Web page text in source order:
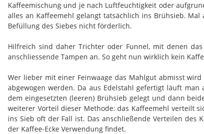
Kaffeemischung und je nach Luftfeuchtigkeit oder
alles an Kaffeemehl gelangt tatsächlich ins Brühsieb.
Befüllung des Siebes nicht förderlich.
Hilfreich sind daher Trichter oder Funnel, mit denen
anschliessende Tampen an. So geht nun wirklich kein
Wer lieber mit einer Feinwaage das Mahlgut abmisst
abgewogen werden. Da aus Edelstahl gefertigt läuft
dem eingesetzten (leeren) Brühsieb gelegt und dann
weiterer Vorteil dieser Methode: das Kaffeemehl verteilt
ins Sieb oft der Fall ist. Das anschließende Verteilen des
der Kaffee-Ecke Verwendung findet.